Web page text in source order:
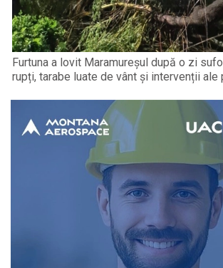
Furtuna a lovit Maramureșul după o zi
rupți, tarabe luate de vânt și intervenții ale